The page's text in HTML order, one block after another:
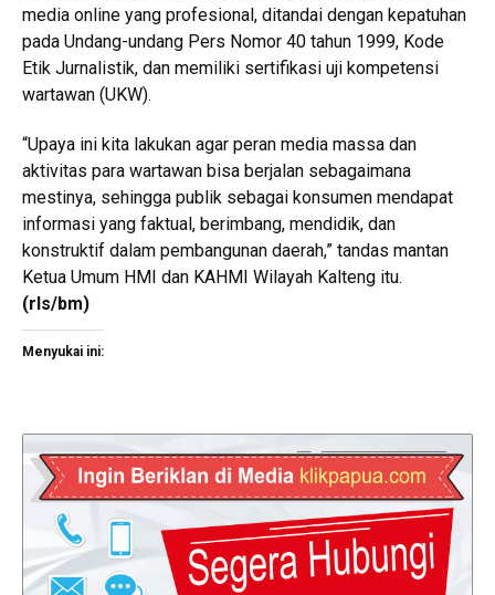
media online yang profesional, ditandai dengan kepatuhan
pada Undang-undang Pers Nomor 40 tahun 1999, Kode
Etik Jurnalistik, dan memiliki sertifikasi uji kompetensi
wartawan (UKW).
“Upaya ini kita lakukan agar peran media massa dan
aktivitas para wartawan bisa berjalan sebagaimana
mestinya, sehingga publik sebagai konsumen mendapat
informasi yang faktual, berimbang, mendidik, dan
konstruktif dalam pembangunan daerah,” tandas mantan
Ketua Umum HMI dan KAHMI Wilayah Kalteng itu.
(rls/bm)
Menyukai ini: